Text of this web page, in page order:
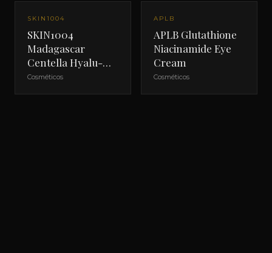
SKIN1004
SKIN1004
Madagascar
Centella Hyalu-
Cica Water-Fit Sun
Cosméticos
APLB
APLB Glutathione
Niacinamide Eye
Cream
Cosméticos